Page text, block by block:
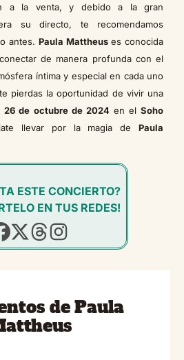
a la venta, y debido a la gran
su directo, te recomendamos
antes. Paula Mattheuses conocida
de manera profunda con el
íntima y especial en cada uno
pierdas la oportunidad de vivir una
26 de octubre de 2024en elSoho
llevar por la magia dePaula
ESTE CONCIERTO?
EN TUS REDES!
de Paula